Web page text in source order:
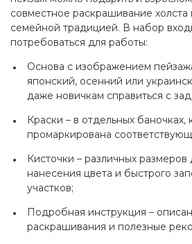
совместное раскрашивание холста
семейной традицией. В набор
потребоваться для работы:
Основа с изображением
японский, осенний или
даже новичкам справиться с
Краски – в отдельных баночках,
промаркирована
Кисточки – различных размеров
нанесения цвета и быстрого
участков;
Подробная инструкция –
раскрашивания и полезные